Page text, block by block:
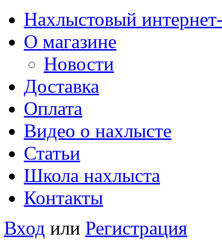
Нахлыстовый
О магазине
Новости
Доставка
Оплата
Видео о нахлысте
Статьи
Школа нахлыста
Контакты
Вход или Регистрация